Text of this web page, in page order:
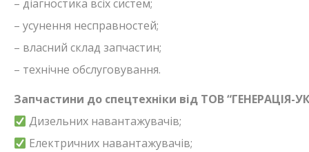
– діагностика всіх систем;
– усунення несправностей;
– власний склад запчастин;
– технічне обслуговування.
Запчастини до спецтехніки від ТОВ “ГЕНЕРАЦІЯ-
Дизельних навантажувачів;
Електричних навантажувачів;